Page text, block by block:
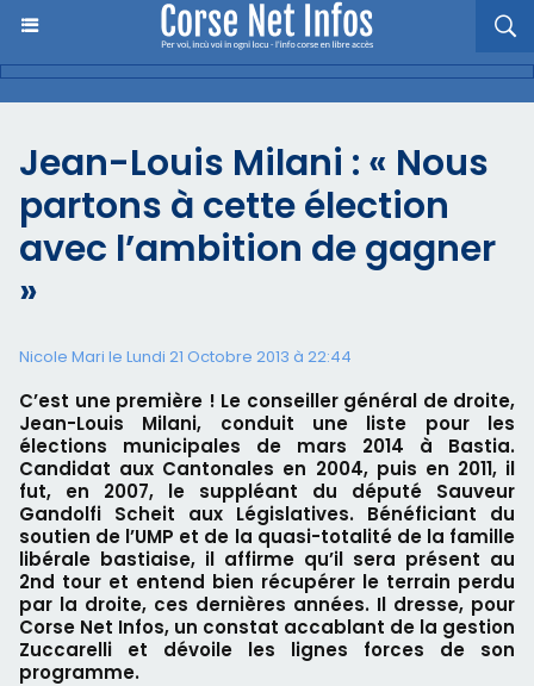
Jean-Louis Milani : « Nous
partons à cette élection
avec l’ambition de gagner
»
Nicole Mari le Lundi 21 Octobre 2013 à 22:44
C’est une première ! Le conseiller général de droite,
Jean-Louis Milani, conduit une liste pour les
élections municipales de mars 2014 à Bastia.
Candidat aux Cantonales en 2004, puis en 2011, il
fut, en 2007, le suppléant du député Sauveur
Gandolfi Scheit aux Législatives. Bénéficiant du
soutien de l’UMP et de la quasi-totalité de la famille
libérale bastiaise, il affirme qu’il sera présent au
2nd tour et entend bien récupérer le terrain perdu
par la droite, ces dernières années. Il dresse, pour
Corse Net Infos, un constat accablant de la gestion
Zuccarelli et dévoile les lignes forces de son
programme.